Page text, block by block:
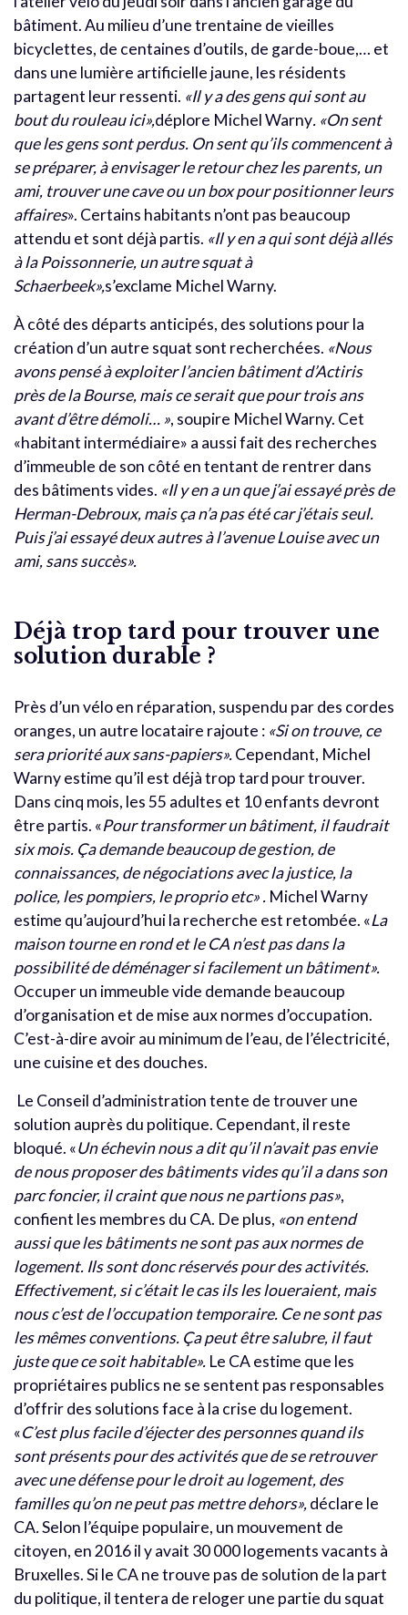
bâtiment. Au milieu d’une trentaine de vieilles
bicyclettes, de centaines d’outils, de garde-boue,… et
dans une lumière artificielle jaune, les résidents
partagent leur ressenti. «Il y a des gens qui sont au
bout du rouleau ici»,déplore Michel Warny. «On sent
que les gens sont perdus. On sent qu’ils commencent à
se préparer, à envisager le retour chez les parents, un
ami, trouver une cave ou un box pour positionner leurs
affaires». Certains habitants n’ont pas beaucoup
attendu et sont déjà partis. «Il y en a qui sont déjà allés
à la Poissonnerie, un autre squat à
Schaerbeek»,s’exclame Michel Warny.
À côté des départs anticipés, des solutions pour la
création d’un autre squat sont recherchées. «Nous
avons pensé à exploiter l’ancien bâtiment d’Actiris
près de la Bourse, mais ce serait que pour trois ans
avant d’être démoli… », soupire Michel Warny. Cet
«habitant intermédiaire» a aussi fait des recherches
d’immeuble de son côté en tentant de rentrer dans
des bâtiments vides. «Il y en a un que j’ai essayé près de
Herman-Debroux, mais ça n’a pas été car j’étais seul.
Puis j’ai essayé deux autres à l’avenue Louise avec un
ami, sans succès».
Déjà trop tard pour trouver une
solution durable ?
Près d’un vélo en réparation, suspendu par des cordes
oranges, un autre locataire rajoute : «Si on trouve, ce
sera priorité aux sans-papiers».Cependant, Michel
Warny estime qu’il est déjà trop tard pour trouver.
Dans cinq mois, les 55 adultes et 10 enfants devront
être partis. «Pour transformer un bâtiment, il faudrait
six mois. Ça demande beaucoup de gestion, de
connaissances, de négociations avec la justice, la
police, les pompiers, le proprio etc» . Michel Warny
estime qu’aujourd’hui la recherche est retombée. «La
maison tourne en rond et le CA n’est pas dans la
possibilité de déménager si facilement un bâtiment».
Occuper un immeuble vide demande beaucoup
d’organisation et de mise aux normes d’occupation.
C’est-à-dire avoir au minimum de l’eau, de l’électricité,
une cuisine et des douches.
Le Conseil d’administration tente de trouver une
solution auprès du politique. Cependant, il reste
bloqué. «Un échevin nous a dit qu’il n’avait pas envie
de nous proposer des bâtiments vides qu’il a dans son
parc foncier, il craint que nous ne partions pas»,
confient les membres du CA. De plus, «on entend
aussi que les bâtiments ne sont pas aux normes de
logement. Ils sont donc réservés pour des activités.
Effectivement, si c’était le cas ils les loueraient, mais
nous c’est de l’occupation temporaire. Ce ne sont pas
les mêmes conventions. Ça peut être salubre, il faut
juste que ce soit habitable». Le CA estime que les
propriétaires publics ne se sentent pas responsables
d’offrir des solutions face à la crise du logement.
«C’est plus facile d’éjecter des personnes quand ils
sont présents pour des activités que de se retrouver
avec une défense pour le droit au logement, des
familles qu’on ne peut pas mettre dehors»,déclare le
CA.Selon l’équipe populaire, un mouvement de
citoyen, en 2016 il y avait 30 000 logements vacants à
Bruxelles. Si le CA ne trouve pas de solution de la part
du politique, il tentera de reloger une partie du squat